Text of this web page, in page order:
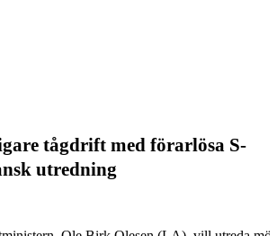
tågdrift med förarlösa S-
utredning